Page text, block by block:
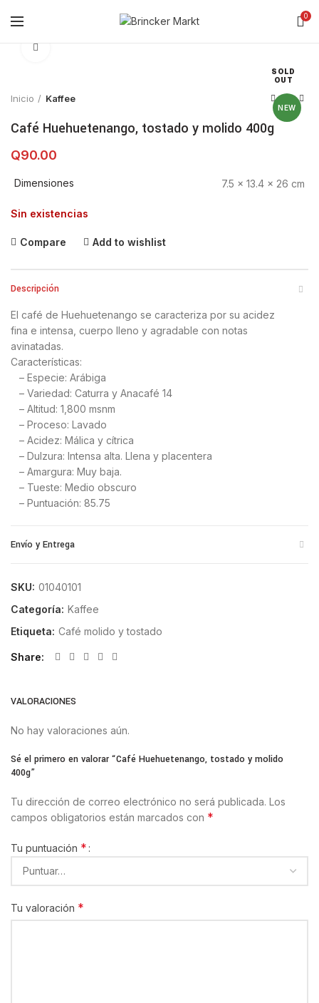
0
SOLD
OUT
NEW
Inicio Kaffee
Café Huehuetenango, tostado y molido 400g
Q90.00
Dimensiones 7.5 × 13.4 × 26 cm
Sin existencias
Compare Add to wishlist
Descripción
El café de Huehuetenango se caracteriza por su acidez
fina e intensa, cuerpo lleno y agradable con notas
avinatadas.
Características:
– Especie: Arábiga
– Variedad: Caturra y Anacafé 14
– Altitud: 1,800 msnm
– Proceso: Lavado
– Acidez: Málica y cítrica
– Dulzura: Intensa alta. Llena y placentera
– Amargura: Muy baja.
– Tueste: Medio obscuro
– Puntuación: 85.75
Envío y Entrega
SKU: 01040101
Categoría: Kaffee
Etiqueta: Café molido y tostado
Share
VALORACIONES
No hay valoraciones aún.
Sé el primero en valorar “Café Huehuetenango, tostado y molido
400g”
Tu dirección de correo electrónico no será publicada. Los
campos obligatorios están marcados con *
Tu puntuación *
Tu valoración *